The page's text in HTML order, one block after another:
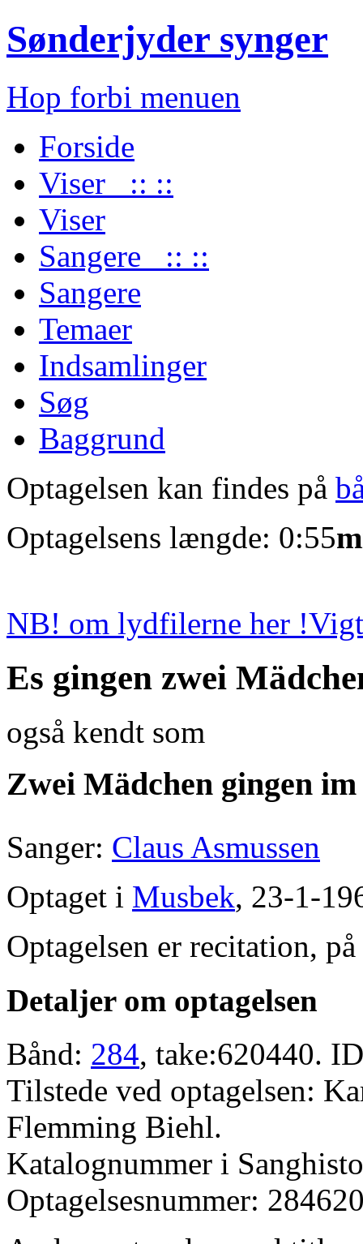
Sønderjyder synger
Hop forbi menuen
Forside
Viser :: ::
Viser
Sangere :: ::
Sangere
Temaer
Indsamlinger
Søg
Baggrund
Optagelsen kan findes på
Optagelsens længde: 0:55
NB! om lydfilerne her !
Es gingen zwei
også kendt som
Zwei Mädchen gingen
Sanger: Claus Asmussen
Optaget i Musbek, 23-1-
Optagelsen er recitation,
Detaljer om optagelsen
Bånd: 284, take:620440.
Tilstede ved optagelsen:
Flemming Biehl.
Katalognummer i
Optagelsesnummer: